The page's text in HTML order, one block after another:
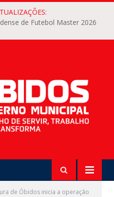
de Futebol Master 2026
de Óbidos inicia a operação